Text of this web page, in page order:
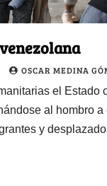
OSCAR MEDINA
el Estado
al hombro
y